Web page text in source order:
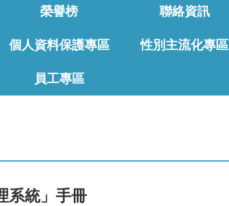
榮譽榜 聯絡資訊
個人資料保護專區 性別主流化專區
員工專區
系統」手冊